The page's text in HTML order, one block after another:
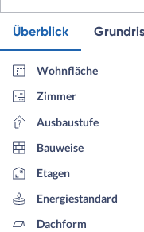
Überblick
Wohnfläche
Zimmer
Ausbaustufe
Bauweise
Etagen
Energiestandard
Dachform